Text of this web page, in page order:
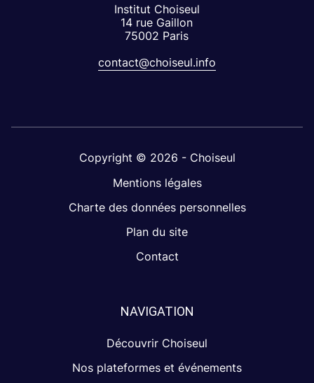
Institut Choiseul
14 rue Gaillon
75002 Paris
contact@choiseul.info
Copyright © 2026 - Choiseul
Mentions légales
Charte des données personnelles
Plan du site
Contact
NAVIGATION
Découvrir Choiseul
Nos plateformes et événements